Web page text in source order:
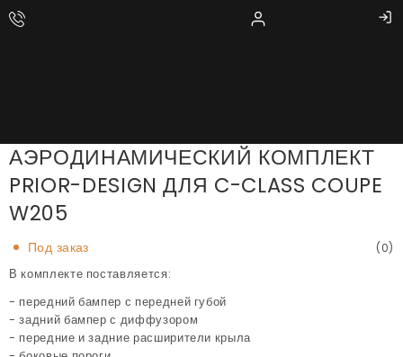
АЭРОДИНАМИЧЕСКИЙ КОМПЛЕКТ
PRIOR-DESIGN ДЛЯ C-CLASS COUPE
W205
Под заказ (0)
В комплекте поставляется:
- передний бампер с передней губой
- задний бампер с диффузором
- передние и задние расширители крыла